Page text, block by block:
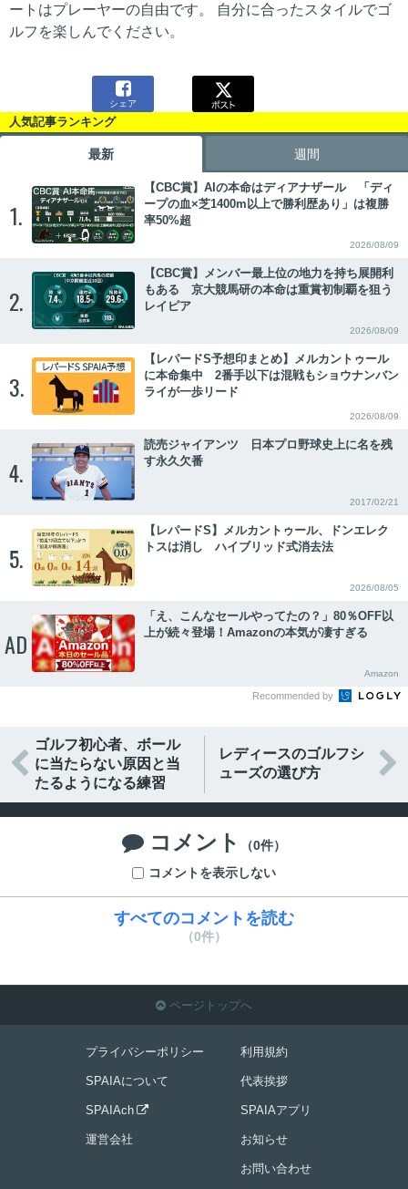
ートはプレーヤーの自由です。 自分に合ったスタイルでゴ
ルフを楽しんでください。

シェア
人気記事ランキング
最新 週間
1.
【CBC賞】AIの本命はディアナザール 「ディ
ープの血×芝1400m以上で勝利歴あり」は複勝
率50%超
2026/08/09
2.
【CBC賞】メンバー最上位の地力を持ち展開利
もある 京大競馬研の本命は重賞初制覇を狙う
レイピア
2026/08/09
3.
【レパードS予想印まとめ】メルカントゥール
に本命集中 2番手以下は混戦もショウナンバン
ライが一歩リード
2026/08/09
4.
読売ジャイアンツ 日本プロ野球史上に名を残
す永久欠番
2017/02/21
5.
【レパードS】メルカントゥール、ドンエレク
トスは消し ハイブリッド式消去法
2026/08/05
AD
「え、こんなセールやってたの？」80％OFF以
上が続々登場！Amazonの本気が凄すぎる
Amazon
Recommended by

ゴルフ初心者、ボール
に当たらない原因と当
たるようになる練習
レディースのゴルフシ
ューズの選び方

 コメント
（0件）
コメントを表示しない
すべてのコメントを読む
（0件）
 ページトップへ
プライバシーポリシー
SPAIAについて
SPAIAch 
運営会社
利用規約
代表挨拶
SPAIAアプリ
お知らせ
お問い合わせ